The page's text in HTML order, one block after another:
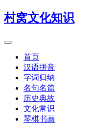
村窝文化知识
首页
汉语拼音
字词归纳
名句名篇
历史典故
文化常识
琴棋书画